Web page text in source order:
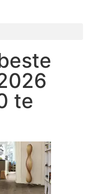
te